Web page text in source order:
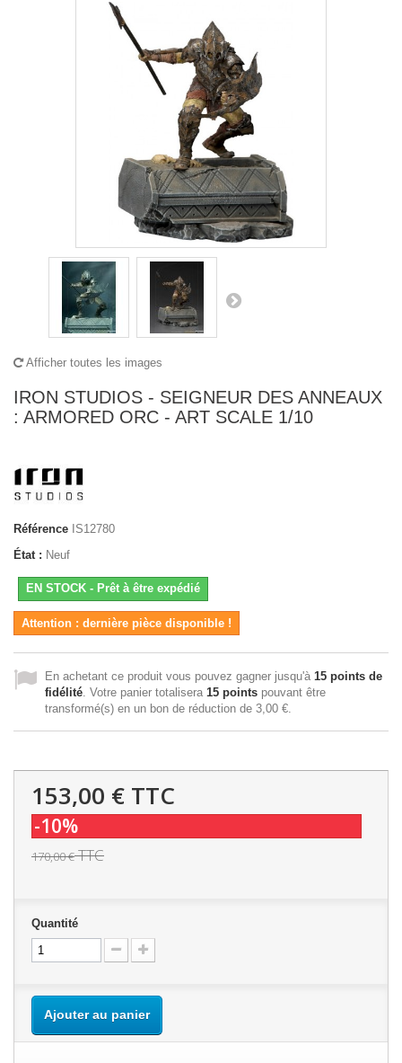
Afficher toutes les images
IRON STUDIOS - SEIGNEUR DES ANNEAUX
: ARMORED ORC - ART SCALE 1/10
Référence IS12780
État : Neuf
EN STOCK - Prêt à être expédié
Attention : dernière pièce disponible !
En achetant ce produit vous pouvez gagner jusqu'à 15 points de
fidélité . Votre panier totalisera 15 points pouvant être
transformé(s) en un bon de réduction de 3,00 €
153,00 € TTC
-10%
170,00 €TTC
Quantité
Ajouter au panier